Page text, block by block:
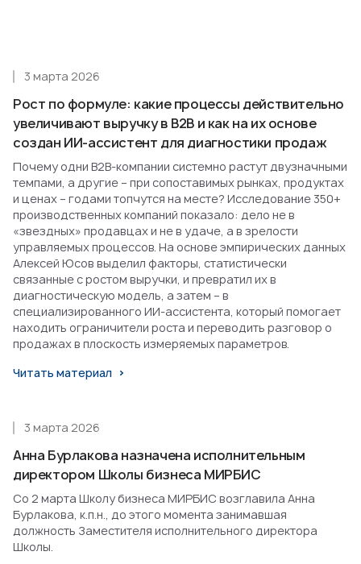
Рост по формуле: какие процессы действительно
увеличивают выручку в B2B и как на их основе
создан ИИ-ассистент для диагностики продаж
3 марта 2026
Почему одни B2B-компании системно растут двузначными
темпами, а другие – при сопоставимых рынках, продуктах
и ценах – годами топчутся на месте? Исследование 350+
производственных компаний показало: дело не в
«звездных» продавцах и не в удаче, а в зрелости
управляемых процессов. На основе эмпирических данных
Алексей Юсов выделил факторы, статистически
связанные с ростом выручки, и превратил их в
диагностическую модель, а затем – в
специализированного ИИ-ассистента, который помогает
находить ограничители роста и переводить разговор о
продажах в плоскость измеряемых параметров.
Читать материал
Анна Бурлакова назначена исполнительным
директором Школы бизнеса МИРБИС
3 марта 2026
Со 2 марта Школу бизнеса МИРБИС возглавила Анна
Бурлакова, к.п.н., до этого момента занимавшая
должность Заместителя исполнительного директора
Школы.